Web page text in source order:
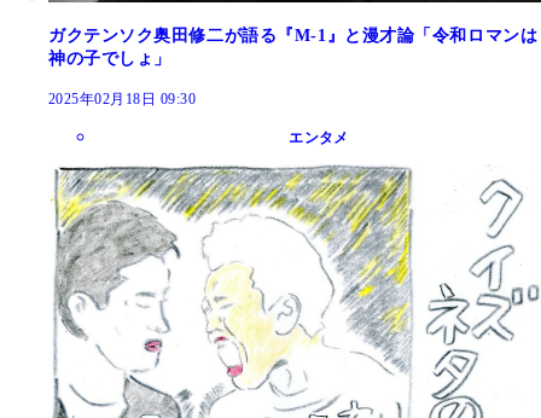
ガクテンソク奥田修二が語る『M-1』と漫才論「令和ロマンは
神の子でしょ」
2025年02月18日 09:30
エンタメ